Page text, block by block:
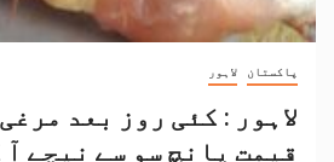
پاکستان لاہور
لاہور : کئی روز بعد
قیمت پانچ سو سے نیچے آ